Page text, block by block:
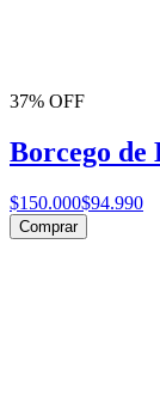
37% OFF
Borcego
$150.000$94.990
Comprar